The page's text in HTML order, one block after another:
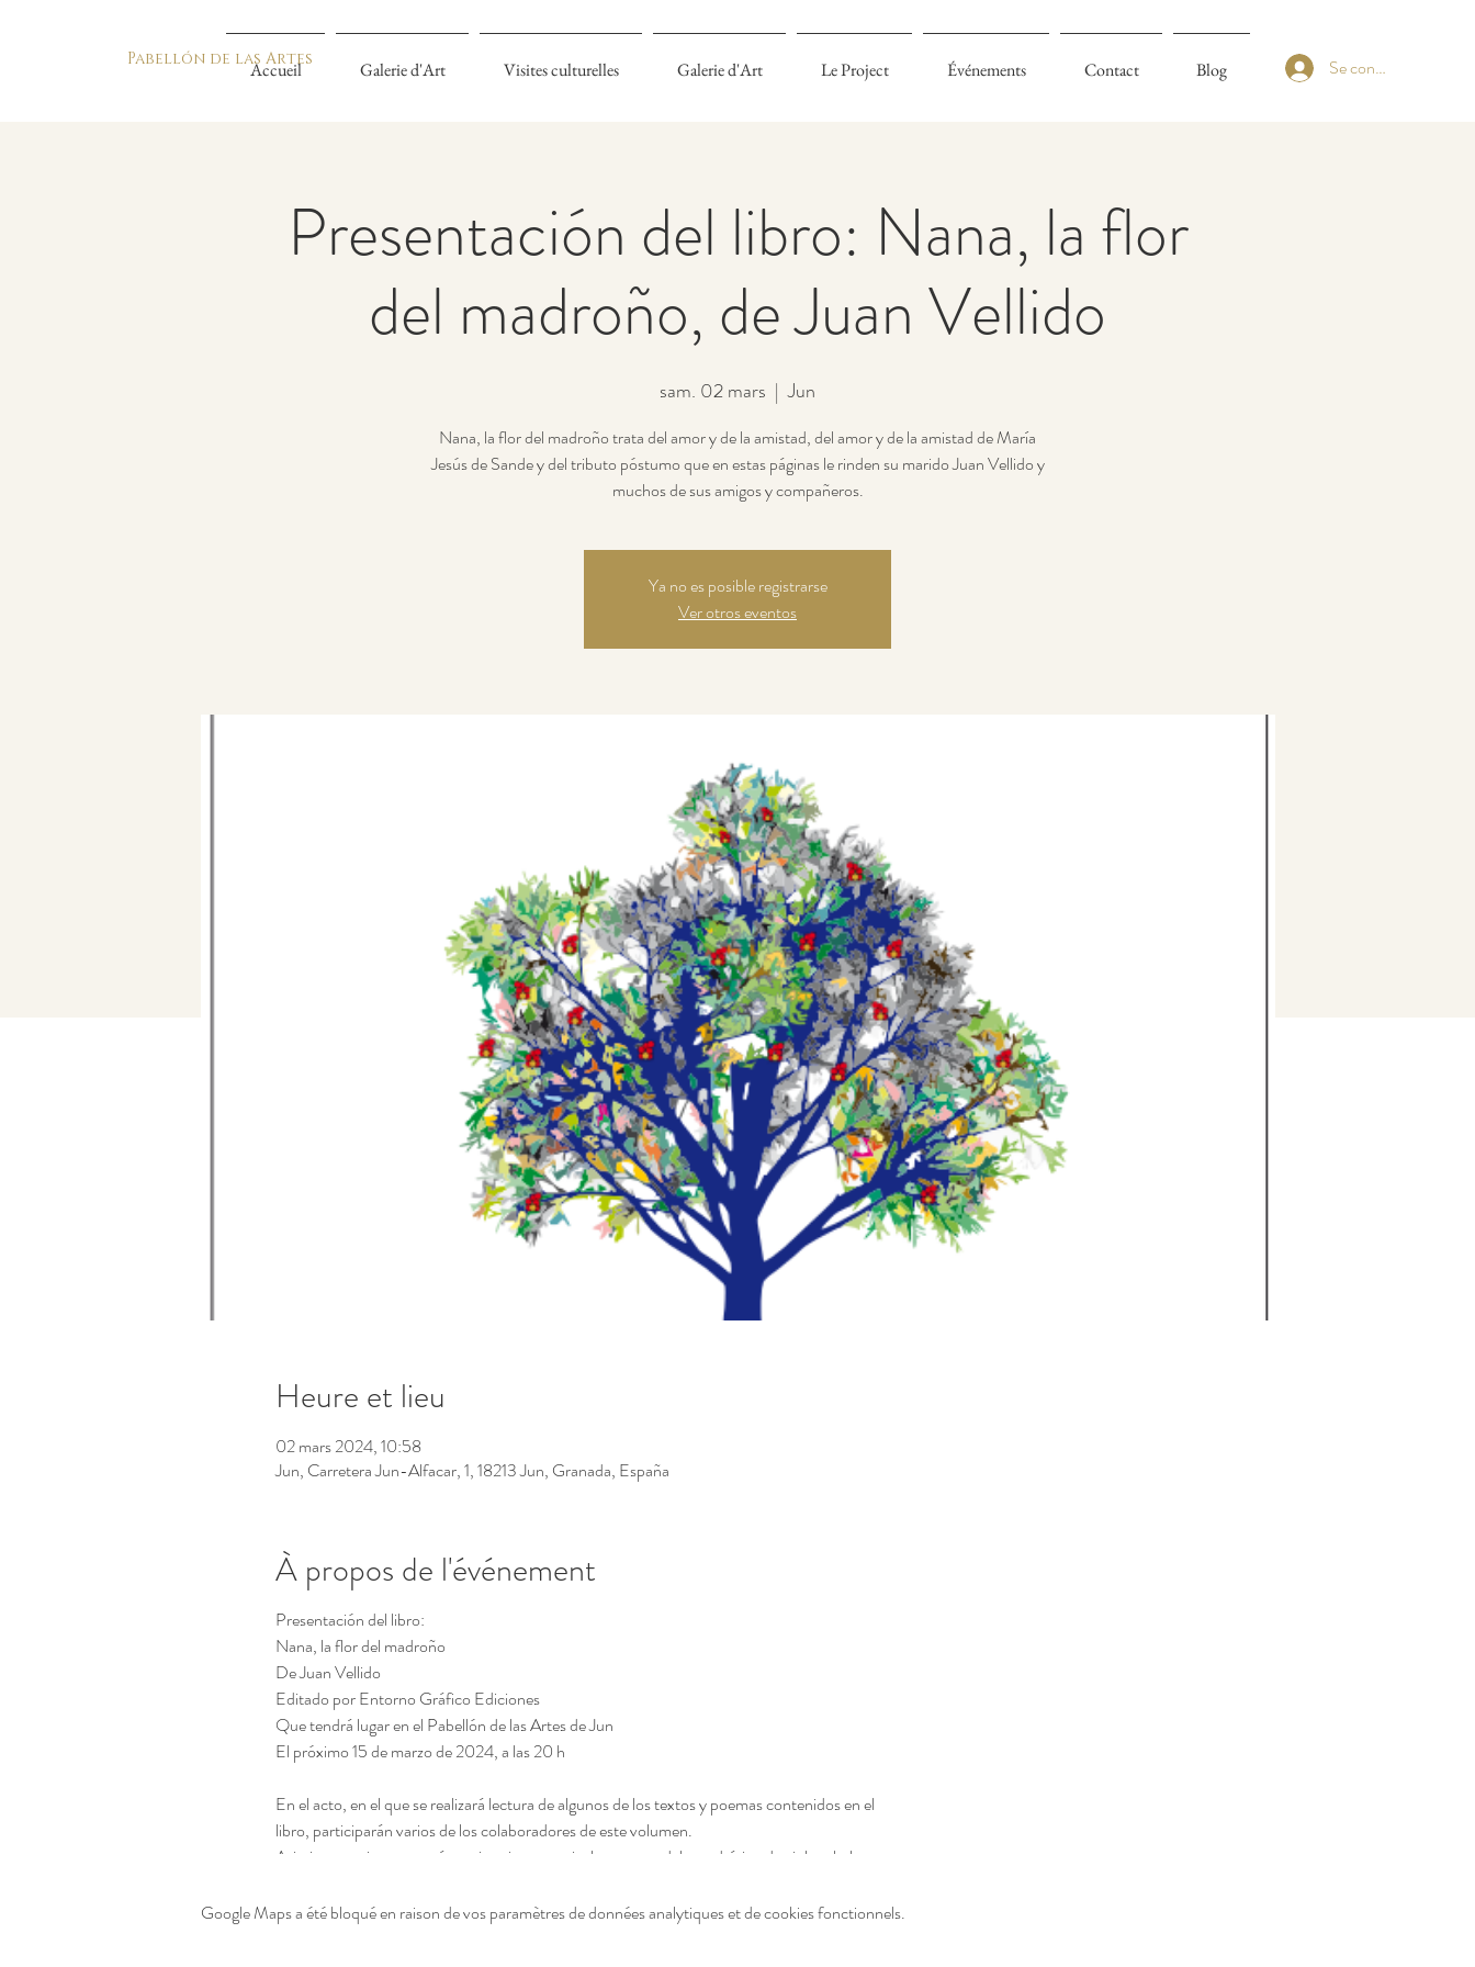
Pabellón de las Artes Se connecter
Accueil Galerie d'Art Visites culturelles Galerie d'Art Le Project Événements Contact Blog
Presentación del libro: Nana, la flor
del madroño, de Juan Vellido
sam. 02 mars
  |
Jun
Nana, la flor del madroño trata del amor y de la amistad, del amor y de la amistad de María
Jesús de Sande y del tributo póstumo que en estas páginas le rinden su marido Juan Vellido y
muchos de sus amigos y compañeros.
Ya no es posible registrarse
Ver otros eventos
Heure et lieu
02 mars 2024, 10:58
Jun, Carretera Jun-Alfacar, 1, 18213 Jun, Granada, España
À propos de l'événement
Presentación del libro:
Nana, la flor del madroño
De Juan Vellido
Editado por Entorno Gráfico Ediciones
Que tendrá lugar en el Pabellón de las Artes de Jun
El próximo 15 de marzo de 2024, a las 20 h
En el acto, en el que se realizará lectura de algunos de los textos y poemas contenidos en el
libro, participarán varios de los colaboradores de este volumen.
Asimismo, se interpretarán varias piezas musicales a cargo del catedrático de violonchelo y
coordinador general de la OUGR, Miguel Ángel Rodríguez Laiz.
Google Maps a été bloqué en raison de vos paramètres de données analytiques et de cookies fonctionnels.